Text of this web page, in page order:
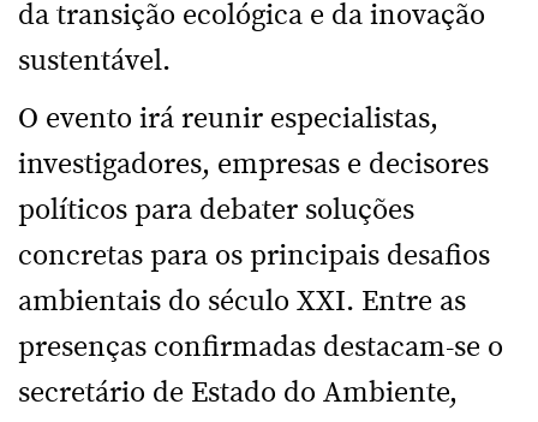
da transição ecológica e da inovação
sustentável.
O evento irá reunir especialistas,
investigadores, empresas e decisores
políticos para debater soluções
concretas para os principais desafios
ambientais do século XXI. Entre as
presenças confirmadas destacam-se o
secretário de Estado do Ambiente,